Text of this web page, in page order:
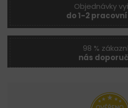
Objednávky
do 1-2
98 %
nás